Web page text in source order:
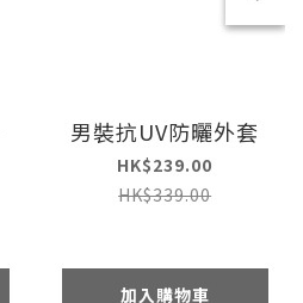
男裝抗UV防曬外套
HK$239.00
HK$339.00
加入購物車